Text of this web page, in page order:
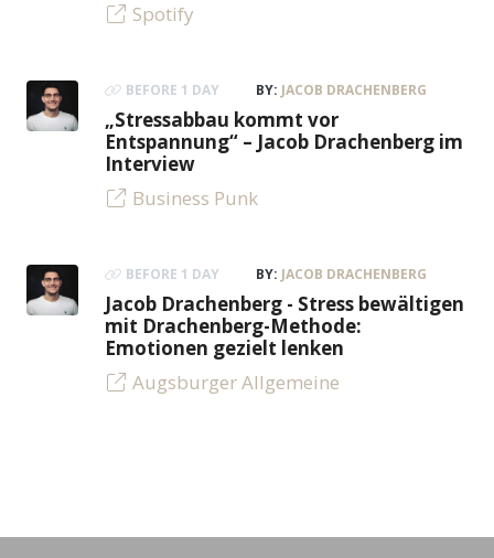
Spotify
BEFORE 1 DAY BY: JACOB DRACHENBERG
„Stressabbau kommt vor
Entspannung“ – Jacob Drachenberg im
Interview
Business Punk
BEFORE 1 DAY BY: JACOB DRACHENBERG
Jacob Drachenberg - Stress bewältigen
mit Drachenberg-Methode:
Emotionen gezielt lenken
Augsburger Allgemeine